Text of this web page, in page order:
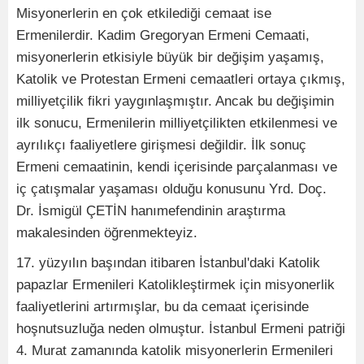
Misyonerlerin en çok etkilediği cemaat ise
Ermenilerdir. Kadim Gregoryan Ermeni Cemaati,
misyonerlerin etkisiyle büyük bir değişim yaşamış,
Katolik ve Protestan Ermeni cemaatleri ortaya çıkmış,
milliyetçilik fikri yaygınlaşmıştır. Ancak bu değişimin
ilk sonucu, Ermenilerin milliyetçilikten etkilenmesi ve
ayrılıkçı faaliyetlere girişmesi değildir. İlk sonuç
Ermeni cemaatinin, kendi içerisinde parçalanması ve
iç çatışmalar yaşaması olduğu konusunu Yrd. Doç.
Dr. İsmigül ÇETİN hanımefendinin araştırma
makalesinden öğrenmekteyiz.
17. yüzyılın başından itibaren İstanbul'daki Katolik
papazlar Ermenileri Katolikleştirmek için misyonerlik
faaliyetlerini artırmışlar, bu da cemaat içerisinde
hoşnutsuzluğa neden olmuştur. İstanbul Ermeni patriği
4. Murat zamanında katolik misyonerlerin Ermenileri